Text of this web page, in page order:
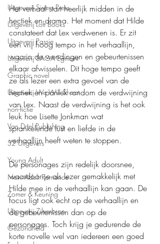
Uitgeverij Sisters Press
Uitgeverij Loft Books
Uitgeverij Passie
Uitgeverij SAGA Egmont
Graphic novel
Uitgeverij We Will Shoot
non-fictie
Van Driel Publishing
S2 Uitgevers
Young Adult
New Adult Romance
Zomer & Keuning
Uitgeverij Zilverbron
Gezondheid
Het verhaal start heerlijk midden in de
hectiek en drama. Het moment dat Hilde
constateert dat Lex verdwenen is. Er zit
een vrij hoog tempo in het verhaallijn,
waarin de wendingen en gebeurtenissen
elkaar afwisselen. Dit hoge tempo geeft
ze als lezer een extra gevoel van de
hectiek en paniek rondom de verdwijning
van Lex. Naast de verdwijning is het ook
leuk hoe Lisette Jonkman wat
sprankelende lust en liefde in de
verhaallijn heeft weten te stoppen.
De personages zijn redelijk doorsnee,
waardoor je als lezer gemakkelijk met
Hilde mee in de verhaallijn kan gaan. De
focus ligt ook echt op de verhaallijn en
de gebeurtenissen dan op de
personages. Toch krijg je gedurende de
korte novelle wel van iedereen een goed